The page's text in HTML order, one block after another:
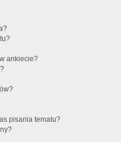
ankiecie?
pisania tematu?